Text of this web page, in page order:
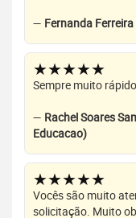
— Fernanda
★★★★★
Sempre muito
— Rachel Soares
Educacao)
★★★★★
Vocês são muito
solicitação. Muito